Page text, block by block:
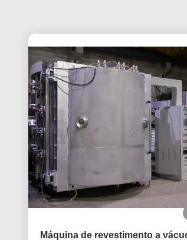
Máquina de revestimento a